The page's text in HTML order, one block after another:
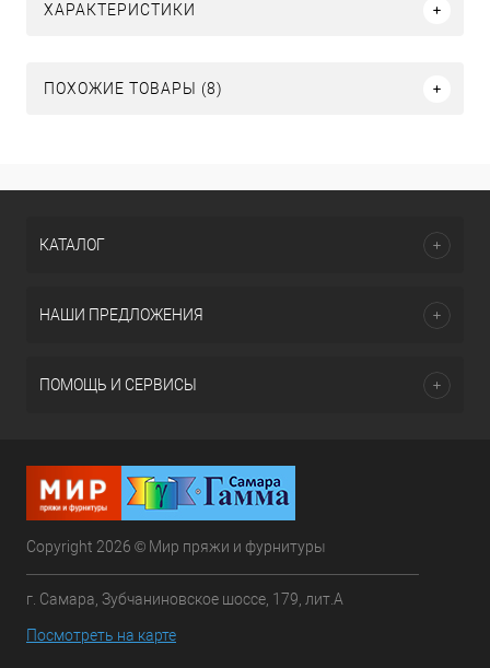
ХАРАКТЕРИСТИКИ
ПОХОЖИЕ ТОВАРЫ (8)
КАТАЛОГ
НАШИ ПРЕДЛОЖЕНИЯ
ПОМОЩЬ И СЕРВИСЫ
Copyright 2026 © Мир пряжи и фурнитуры
г. Самара, Зубчаниновское шоссе, 179, лит.А
Посмотреть на карте